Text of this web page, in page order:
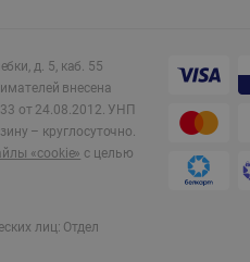
д. 5, каб. 55
внесена
от 24.08.2012. УНП
– круглосуточно.
«cookie» с целью
лиц: Отдел